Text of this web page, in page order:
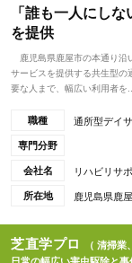
「誰も一人にし
を提供
鹿児島県鹿屋市の本通り沿
サービスを提供する共生型の
要な人まで、幅広い利用者を...
職種 通所型デイ
専門分野
会社名 リハビリサ
所在地 鹿児島県鹿
芝直学プロ
（ 清掃業